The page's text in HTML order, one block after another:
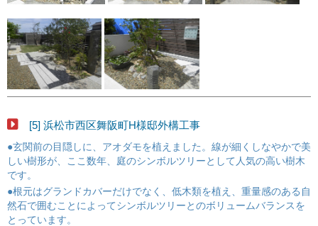
[5] 浜松市西区舞阪町H様邸外構工事
●玄関前の目隠しに、アオダモを植えました。線が細くしなやかで美
しい樹形が、ここ数年、庭のシンボルツリーとして人気の高い樹木
です。
●根元はグランドカバーだけでなく、低木類を植え、重量感のある自
然石で囲むことによってシンボルツリーとのボリュームバランスを
とっています。